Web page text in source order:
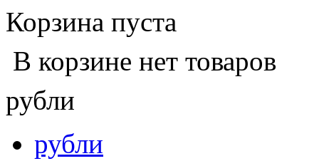
Корзина пуста
В корзине нет товаров
рубли
рубли